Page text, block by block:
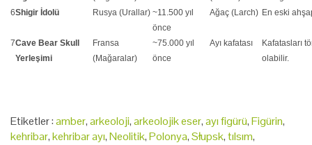
6Shigir İdolü Rusya (Urallar) ~11.500 yıl
önce
Ağaç (Larch) En eski
7Cave Bear Skull
Yerleşimi
Fransa
(Mağaralar)
~75.000 yıl
önce
Ayı kafatası
Kafatasları
olabilir.
Etiketler :amber,arkeoloji,arkeolojik eser,ayı figürü,Figürin,
kehribar,kehribar ayı,Neolitik,Polonya,Słupsk,tılsım,